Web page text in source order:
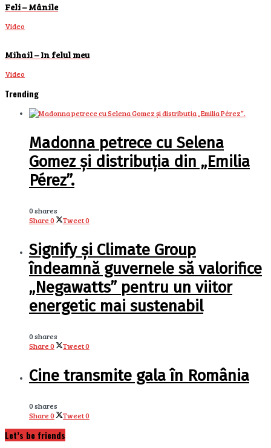
Feli – Mânile
Video
Mihail – In felul meu
Video
Trending
Madonna petrece cu Selena
Gomez și distribuția din „Emilia
Pérez”.
0 shares
Share0 Tweet0
Signify și Climate Group
îndeamnă guvernele să valorifice
„Negawatts” pentru un viitor
energetic mai sustenabil
0 shares
Share0 Tweet0
Cine transmite gala în România
0 shares
Share0 Tweet0
Let’s be friends